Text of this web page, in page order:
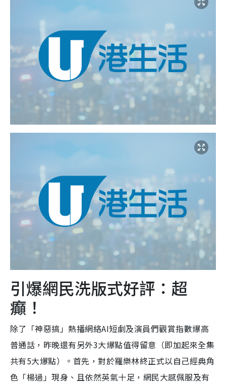
引爆網民洗版式好評：超
癲！
除了「神惡搞」熱播網絡AI短劇及演員們觀賞指數爆高
普通話，昨晚還有另外3大爆點值得留意（即加起來全集
共有5大爆點）。首先，對於羅樂林終正式以自己經典角
色「楊過」現身、且依然英氣十足，網民大感佩服及有